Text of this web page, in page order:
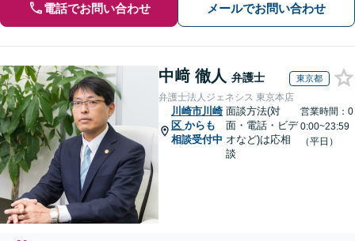
電話でお問い合わせ メールでお問い合わせ
中﨑 徹人 弁護士 東京都
弁護士法人ジェネシス 東京本店
川崎市川崎
区 からも
相談受付中
面談方法(対
面・電話・ビデ
オなど)は応相
談
営業時間：0
0:00~23:59
（平日）